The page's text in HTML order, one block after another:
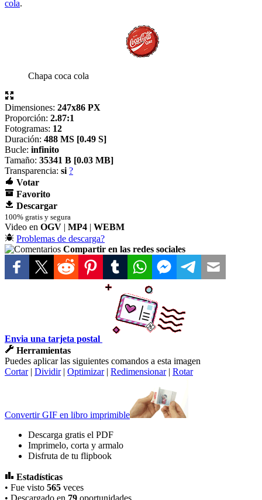
cola.
Chapa coca cola
Dimensiones: 247x86 PX
Proporción: 2.87:1
Fotogramas: 12
Duración: 488 MS [0.49 S]
Bucle: infinito
Tamaño: 35341 B [0.03 MB]
Transparencia: si ?
Votar
Favorito
Descargar
100% gratis y segura
Video en OGV | MP4 | WEBM
Problemas de descarga?
Compartir en las redes sociales
Envia una tarjeta postal
Herramientas
Puedes aplicar las siguientes comandos a esta imagen
Cortar| Dividir| Optimizar| Redimensionar| Rotar
Convertir GIF en libro imprimible
Descarga gratis el PDF
Imprimelo, corta y armalo
Disfruta de tu flipbook
Estadísticas
• Fue visto 565 veces
• Descargado en 79 oportunidades